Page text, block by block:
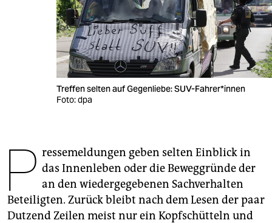
veranstaltungen
fragen & hilfe
genossenschaft
epaper login
Treffen selten auf Gegenliebe: SUV-Fahrer*innen
Foto: dpa
P ressemeldungen geben selten Einblick in
das Innenleben oder die Beweggründe der
an den wiedergegebenen Sachverhalten
Beteiligten. Zurück bleibt nach dem Lesen der paar
Dutzend Zeilen meist nur ein Kopfschütteln und